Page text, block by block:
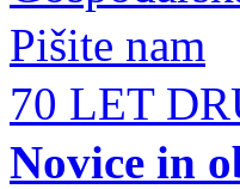
Pišite nam
70 LET
Novice in